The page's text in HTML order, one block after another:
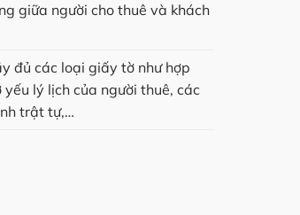
giữa người cho thuê và khách
đủ các loại giấy tờ như hợp
lý lịch của người thuê, các
trật tự,…